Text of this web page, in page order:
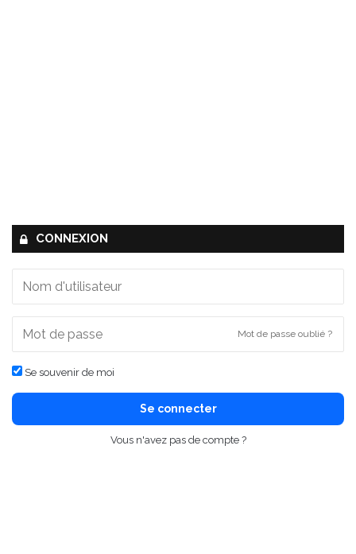
CONNEXION
Mot de passe oublié ?
Se souvenir de moi
Se connecter
Vous n'avez pas de compte ?